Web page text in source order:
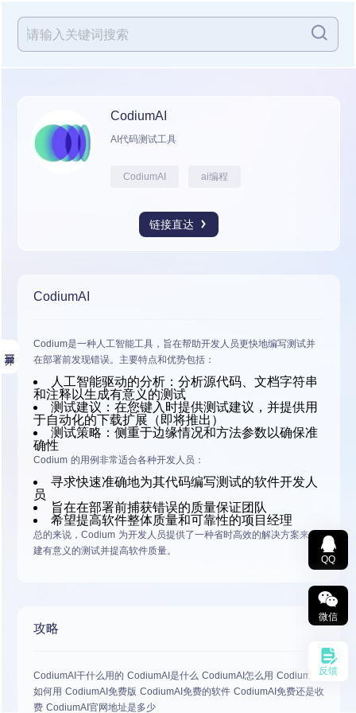
CodiumAI
AI代码测试工具
CodiumAI ai编程
链接直达
CodiumAI
Codium是一种人工智能工具，旨在帮助开发人员更快地编写测试并
在部署前发现错误。主要特点和优势包括：
人工智能驱动的分析 ：分析源代码、文档字符串
和注释以生成有意义的测试
测试建议 ：在您键入时提供测试建议，并提供用
于自动化的下载扩展（即将推出）
测试策略 ：侧重于边缘情况和方法参数以确保准
确性
Codium 的用例非常适合各种开发人员：
寻求快速准确地为其代码编写测试的软件开发人
员
旨在在部署前捕获错误的质量保证团队
希望提高软件整体质量和可靠性的项目经理
总的来说，Codium 为开发人员提供了一种省时高效的解决方案来创
建有意义的测试并提高软件质量。
攻略
CodiumAI干什么用的 CodiumAI是什么 CodiumAI怎么用 CodiumAI
如何用 CodiumAI免费版 CodiumAI免费的软件 CodiumAI免费还是收
费 CodiumAI官网地址是多少
QQ
微信
反馈